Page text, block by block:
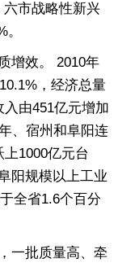
市战略性新兴
增效。 2010年
，经济总量
由451亿元增加
、宿州和阜阳连
1000亿元台
阳规模以上工业
全省1.6个百分
一批质量高、牵